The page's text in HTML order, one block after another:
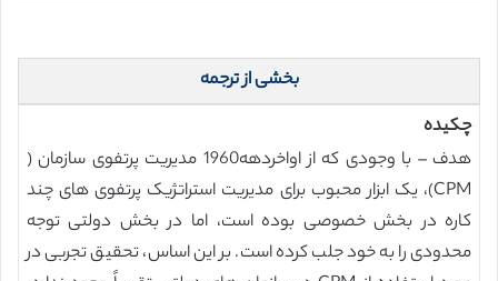
بخشی از ترجمه
چکیده
هدف – با وجودی که از اواخردهه1960 مدیریت پرتفوی سازمان (
CPM)، یک ابزار محبوب برای مدیریت استراتژیک پرتفوی های چند
کاره در بخش خصوصی بوده است، اما در بخش دولتی توجه
محدودی را به خود جلب کرده است. بر این اساس، تحقیق تجربی در